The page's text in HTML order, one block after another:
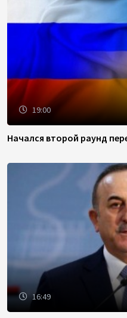
19:00
Начался второй раунд
16:49